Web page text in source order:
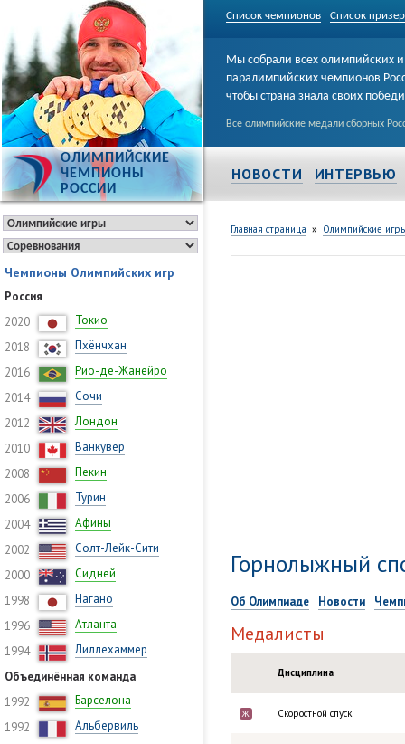
Список чемпионов Список
ОЛИМПИЙСКИЕ
ЧЕМПИОНЫ
РОССИИ
Мы собрали всех олимпийских и
паралимпийских чемпионов
чтобы страна знала своих
Все олимпийские медали сборных
НОВОСТИ ИНТЕРВЬЮ
Чемпионы Олимпийских игр
Россия
2020
Токио
2018
Пхёнчхан
2016
Рио-де-Жанейро
2014
Сочи
2012
Лондон
2010
Ванкувер
2008
Пекин
2006
Турин
2004
Афины
2002
Солт-Лейк-Сити
2000
Сидней
1998
Нагано
1996
Атланта
1994
Лиллехаммер
Объединённая команда
1992
Барселона
1992
Альбервиль
Главная страница » Олимпийские
Горнолыжный
Об Олимпиаде Новости
Медалисты
Дисциплина
Ж Скоростной спуск